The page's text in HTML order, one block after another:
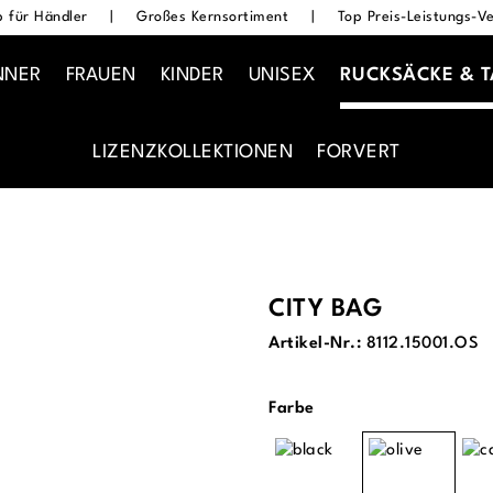
für Händler Großes Kernsortiment Top Preis-Leistungs-
FRAUEN KINDER UNISEX RUCKSÄCKE &
LIZENZKOLLEKTIONEN FORVERT
CITY BAG
Artikel-Nr.: 8112.15001.OS
Farbeauswählen